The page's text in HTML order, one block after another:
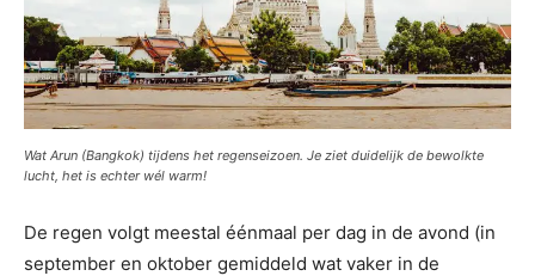
Wat Arun (Bangkok) tijdens het regenseizoen. Je ziet duidelijk de bewolkte
lucht, het is echter wél warm!
De regen volgt meestal éénmaal per dag in de avond (in
september en oktober gemiddeld wat vaker in de